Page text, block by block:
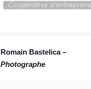
Romain Bastelica –
Photographe